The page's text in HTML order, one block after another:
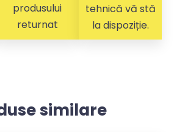
produsului
returnat
tehnică vă stă
la dispoziție.
similare